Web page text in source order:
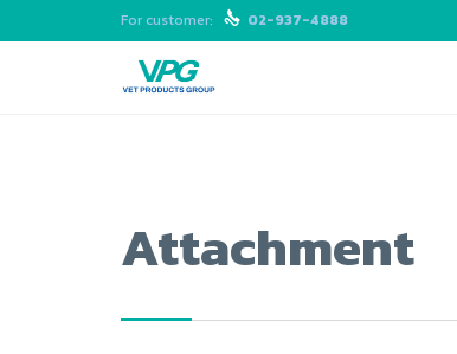
For customer:  02-937-4888
Attachment